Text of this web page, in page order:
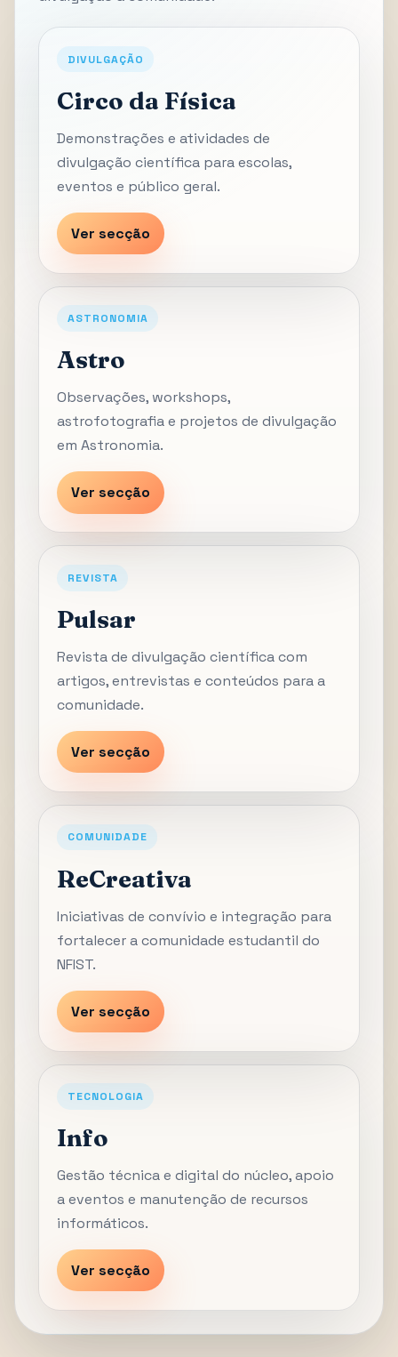
DIVULGAÇÃO
Circo da Física
Demonstrações e atividades de
divulgação científica para escolas,
eventos e público geral.
Ver secção
ASTRONOMIA
Astro
Observações, workshops,
astrofotografia e projetos de divulgação
em Astronomia.
Ver secção
REVISTA
Pulsar
Revista de divulgação científica com
artigos, entrevistas e conteúdos para a
comunidade.
Ver secção
COMUNIDADE
ReCreativa
Iniciativas de convívio e integração para
fortalecer a comunidade estudantil do
NFIST.
Ver secção
TECNOLOGIA
Info
Gestão técnica e digital do núcleo, apoio
a eventos e manutenção de recursos
informáticos.
Ver secção